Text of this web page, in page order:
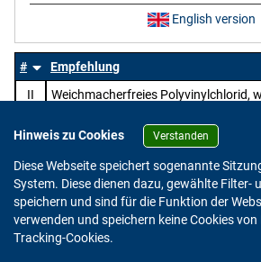
#
Empfehlung
II
Weichmacherfreies Polyvinylchlorid,
dieser Polymerisate mit anderen
und chlorierten Polyolefinen mit
Gehalt an Vinylchlorid in der
English version
Hinweis zu Cookies Verstanden
Diese Webseite speichert sogenannte
System. Diese dienen dazu, gewählte Filter-
speichern und sind für die Funktion der
verwenden und speichern keine Cookies
Tracking-Cookies.